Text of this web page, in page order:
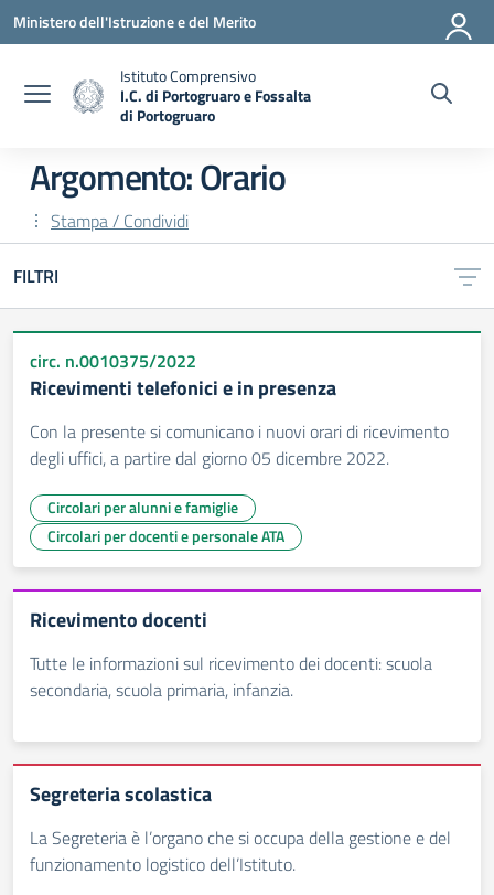
Vai ai contenuti
Vai al menu di navigazione
Vai al footer
Ministero dell'Istruzione e del Merito
Istituto Comprensivo
I.C. di Portogruaro e Fossalta
di Portogruaro
Argomento: Orario
Stampa / Condividi
FILTRI
circ. n.0010375/2022
Ricevimenti telefonici e in presenza
Con la presente si comunicano i nuovi orari di ricevimento
degli uffici, a partire dal giorno 05 dicembre 2022.
Circolari per alunni e famiglie
Circolari per docenti e personale ATA
Ricevimento docenti
Tutte le informazioni sul ricevimento dei docenti: scuola
secondaria, scuola primaria, infanzia.
Segreteria scolastica
La Segreteria è l’organo che si occupa della gestione e del
funzionamento logistico dell’Istituto.